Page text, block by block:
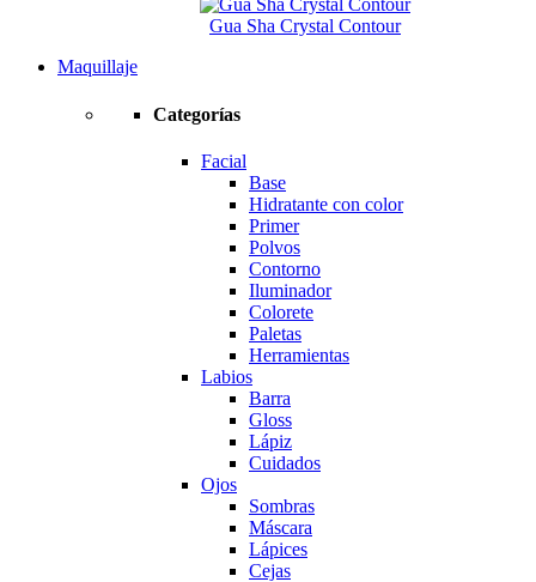
Gua Sha Crystal Contour
Maquillaje
Categorías
Facial
Base
Hidratante con color
Primer
Polvos
Contorno
Iluminador
Colorete
Paletas
Herramientas
Labios
Barra
Gloss
Lápiz
Cuidados
Ojos
Sombras
Máscara
Lápices
Cejas